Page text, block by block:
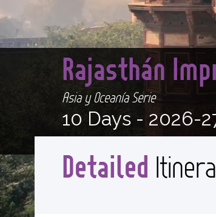
Rajasthán
Asia y Oceanía Serie
10 Days - 2026-
Detailed